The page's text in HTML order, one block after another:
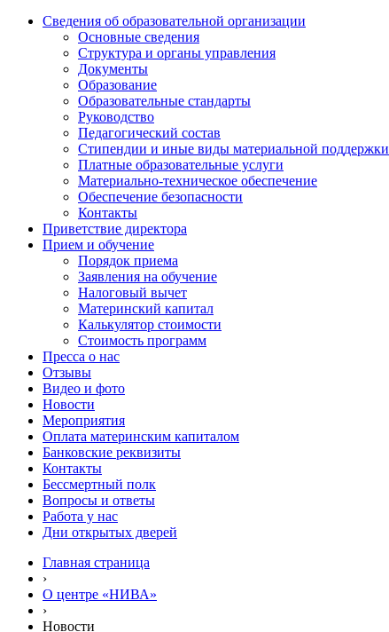
Сведения об образовательной организации
Основные сведения
Структура и органы управления
Документы
Образование
Образовательные стандарты
Руководство
Педагогический состав
Стипендии и иные виды материальной поддержки
Платные образовательные услуги
Материально-техническое обеспечение
Обеспечение безопасности
Контакты
Приветствие директора
Прием и обучение
Порядок приема
Заявления на обучение
Налоговый вычет
Материнский капитал
Калькулятор стоимости
Стоимость программ
Пресса о нас
Отзывы
Видео и фото
Новости
Мероприятия
Оплата материнским капиталом
Банковские реквизиты
Контакты
Бессмертный полк
Вопросы и ответы
Работа у нас
Дни открытых дверей
Главная страница
›
О центре «НИВА»
›
Новости